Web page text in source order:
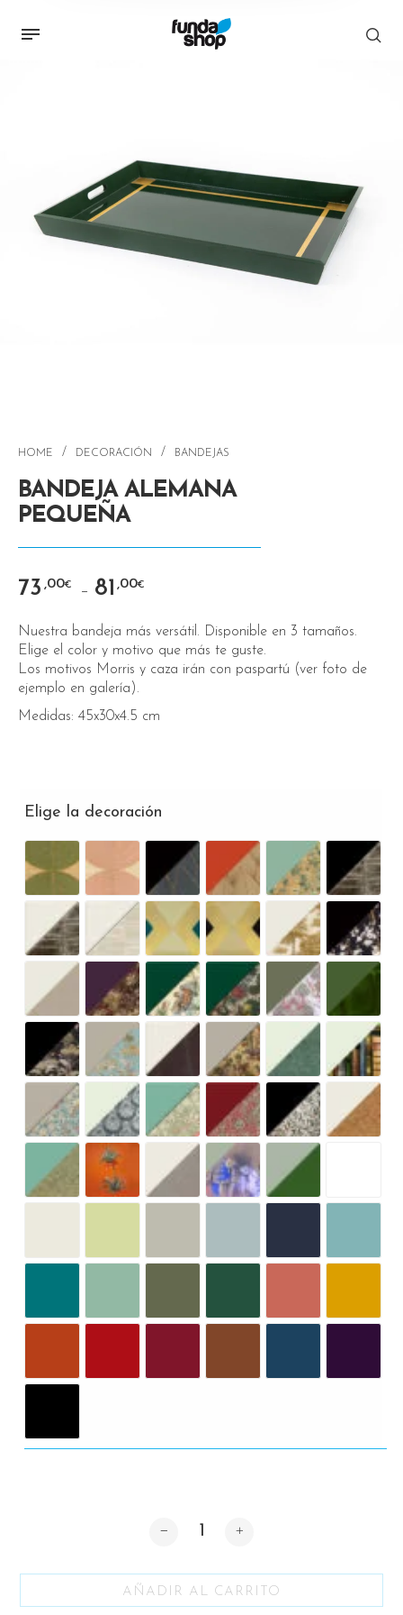
HOME / DECORACIÓN / BANDEJAS
BANDEJA ALEMANA
PEQUEÑA
73 ,00€ – 81 ,00€
Nuestra bandeja más versátil. Disponible en 3 tamaños.
Elige el color y motivo que más te guste.
Los motivos Morris y caza irán con paspartú (ver foto de
ejemplo en galería).
Medidas: 45x30x4.5 cm
Elige la decoración
AÑADIR AL CARRITO